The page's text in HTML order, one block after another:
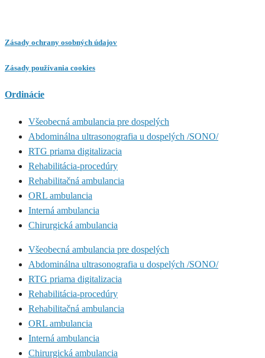
Zásady ochrany osobných údajov
Zásady používania cookies
Ordinácie
Všeobecná ambulancia pre dospelých
Abdominálna ultrasonografia u dospelých /SONO/
RTG priama digitalizacia
Rehabilitácia-procedúry
Rehabilitačná ambulancia
ORL ambulancia
Interná ambulancia
Chirurgická ambulancia
Všeobecná ambulancia pre dospelých
Abdominálna ultrasonografia u dospelých /SONO/
RTG priama digitalizacia
Rehabilitácia-procedúry
Rehabilitačná ambulancia
ORL ambulancia
Interná ambulancia
Chirurgická ambulancia